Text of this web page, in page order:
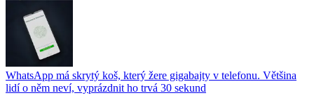
WhatsApp má skrytý koš, který žere gigabajty v telefonu. Většina
lidí o něm neví, vyprázdnit ho trvá 30 sekund